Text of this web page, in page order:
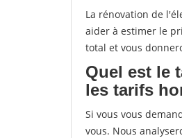
La rénovation de
aider à estimer le
total et vous
Quel est le
les tarifs
Si vous vous
vous. Nous